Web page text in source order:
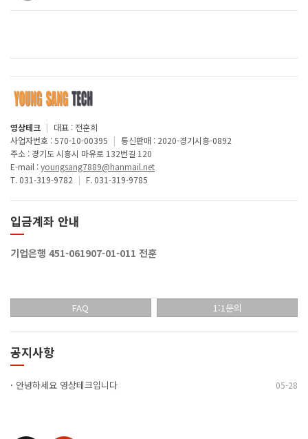
영상테크 | 대표 : 전훈희
사업자번호 : 570-10-00395 | 통신판매 : 2020-경기시흥-0892
주소 : 경기도 시흥시 마유로 132번길 120
E-mail :youngsang7889@hanmail.net
T. 031-319-9782 | F. 031-319-9785
입금계좌 안내
기업은행 451-061907-01-011 전훈
FAQ 1:1문의
공지사항
· 안녕하세요 영상테크입니다 05-28